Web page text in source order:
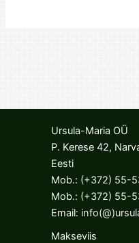
Ursula-Maria OÜ
P. Kerese 42,
Eesti
Mob.: (+372) 55-
Mob.: (+372) 55-
Email:
Makseviis